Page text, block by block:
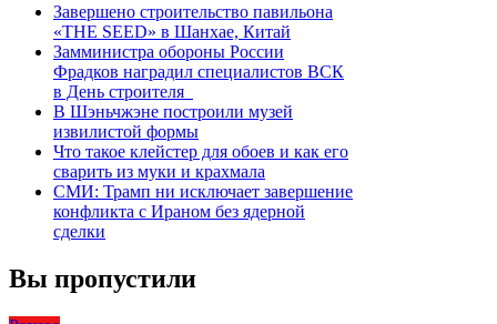
Завершено строительство павильона
«THE SEED» в Шанхае, Китай
Замминистра обороны России
Фрадков наградил специалистов ВСК
в День строителя
В Шэньчжэне построили музей
извилистой формы
Что такое клейстер для обоев и как его
сварить из муки и крахмала
СМИ: Трамп ни исключает завершение
конфликта с Ираном без ядерной
сделки
Вы пропустили